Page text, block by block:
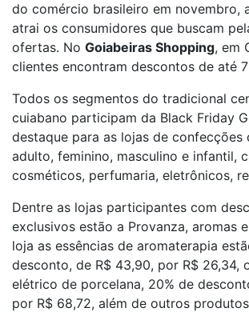
do comércio brasileiro em novembro,
atrai os consumidores que buscam
ofertas. No Goiabeiras Shopping, em
clientes encontram descontos de até
Todos os segmentos do tradicional
cuiabano participam da Black Friday
destaque para as lojas de confecções
adulto, feminino, masculino e infantil,
cosméticos, perfumaria, eletrônicos,
Dentre as lojas participantes com
exclusivos estão a Provanza, aromas
loja as essências de aromaterapia
desconto, de R$ 43,90, por R$ 26,34,
elétrico de porcelana, 20% de
por R$ 68,72, além de outros